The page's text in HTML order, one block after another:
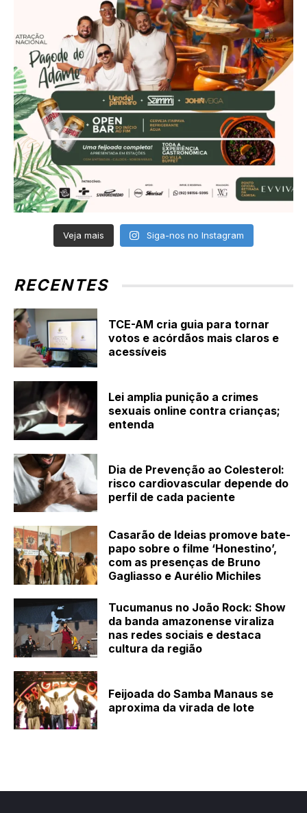
Veja mais Siga-nos no Instagram
RECENTES
TCE-AM cria guia para tornar
votos e acórdãos mais claros e
acessíveis
Lei amplia punição a crimes
sexuais online contra crianças;
entenda
Dia de Prevenção ao Colesterol:
risco cardiovascular depende do
perfil de cada paciente
Casarão de Ideias promove bate-
papo sobre o filme ‘Honestino’,
com as presenças de Bruno
Gagliasso e Aurélio Michiles
Tucumanus no João Rock: Show
da banda amazonense viraliza
nas redes sociais e destaca
cultura da região
Feijoada do Samba Manaus se
aproxima da virada de lote